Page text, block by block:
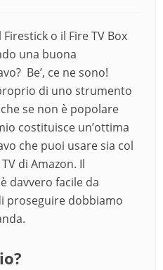
o il Fire TV Box
una buona
Be’, ce ne sono!
di uno strumento
se non è popolare
costituisce un’ottima
che puoi usare sia col
di Amazon. Il
davvero facile da
proseguire dobbiamo